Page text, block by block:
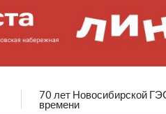
70 лет Новосибирской
времени